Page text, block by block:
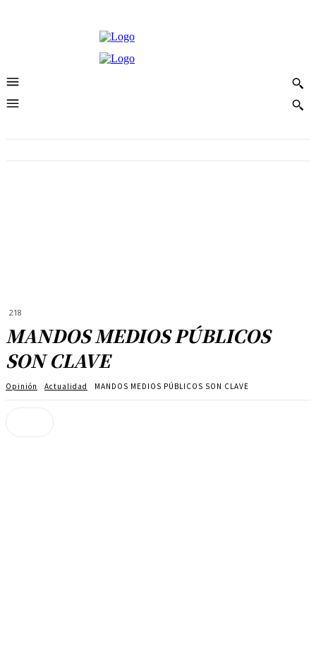
218
MANDOS MEDIOS PÚBLICOS
SON CLAVE
Opinión Actualidad MANDOS MEDIOS PÚBLICOS SON CLAVE